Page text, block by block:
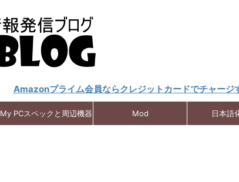
Amazonプライム会員ならクレジットカードでチャージ
My PCスペックと周辺機器 Mod 日本語